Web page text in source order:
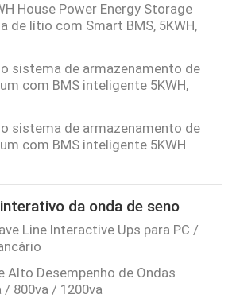
House Power Energy Storage
de lítio com Smart BMS, 5KWH,
sistema de armazenamento de
com BMS inteligente 5KWH,
sistema de armazenamento de
com BMS inteligente 5KWH
da onda de seno
Line Interactive Ups para PC /
Alto Desempenho de Ondas
/ 800va / 1200va